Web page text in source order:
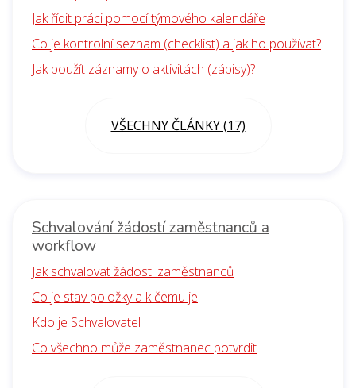
Jak řídit práci pomocí týmového kalendáře
Co je kontrolní seznam (checklist) a jak ho používat?
Jak použít záznamy o aktivitách (zápisy)?
VŠECHNY ČLÁNKY (17)
Schvalování žádostí zaměstnanců a
workflow
Jak schvalovat žádosti zaměstnanců
Co je stav položky a k čemu je
Kdo je Schvalovatel
Co všechno může zaměstnanec potvrdit